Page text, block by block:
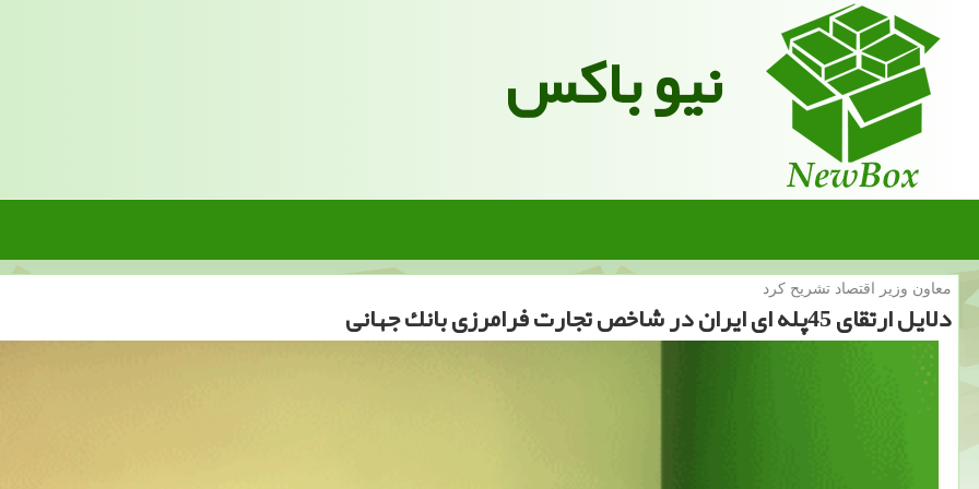
نیو باکس
معاون وزیر اقتصاد تشریح كرد
دلایل ارتقای 45پله ای ایران در شاخص تجارت فرامرزی بانك جهانی